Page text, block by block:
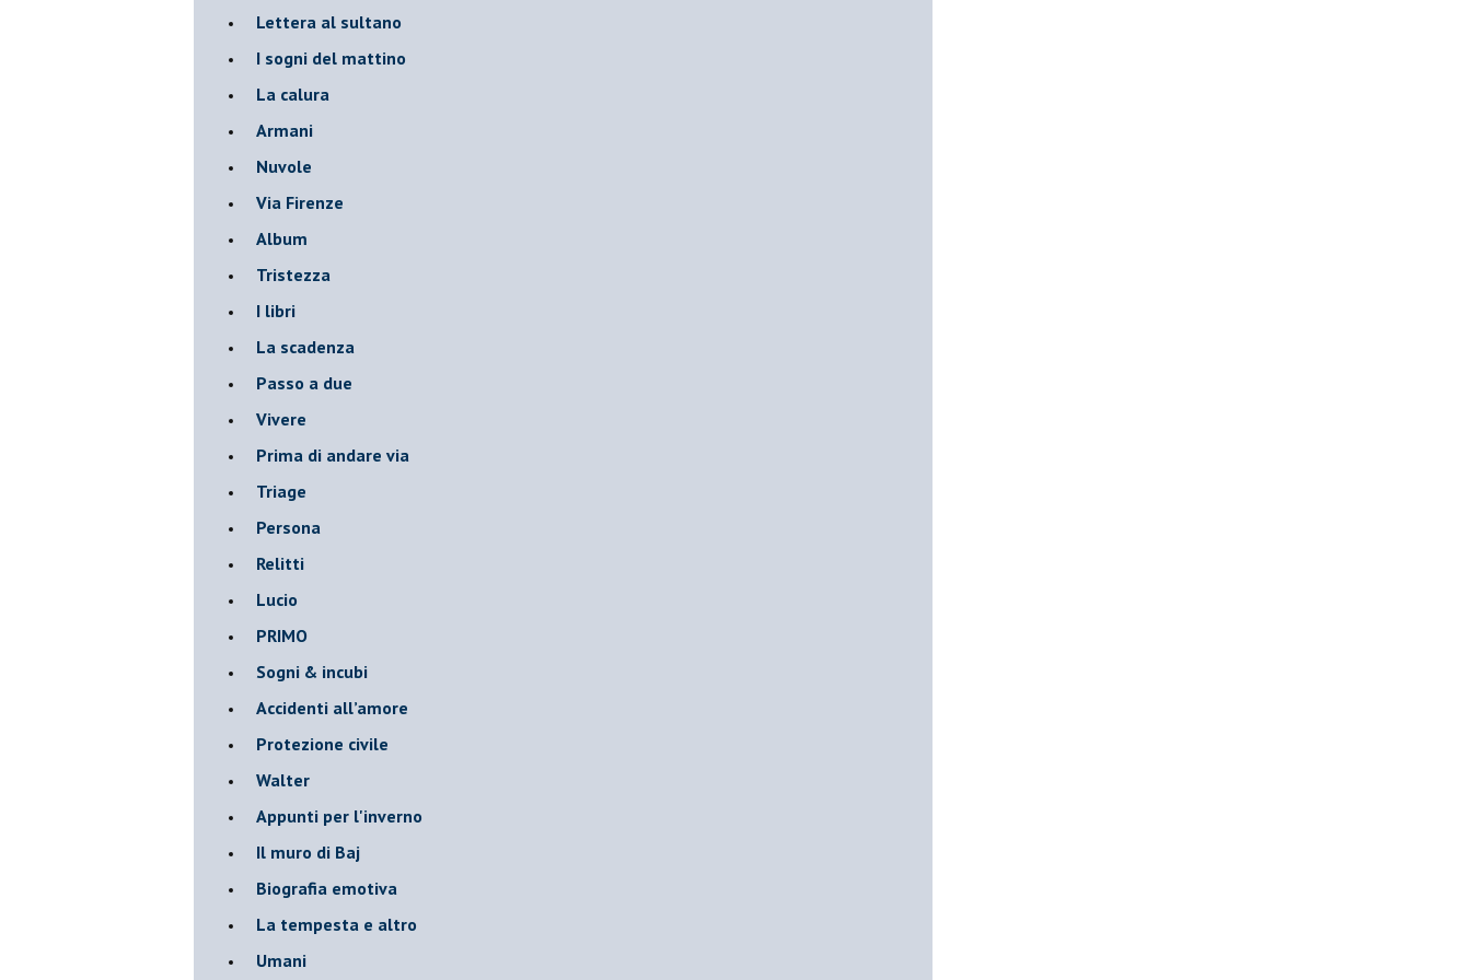
Lettera al sultano
I sogni del mattino
La calura
Armani
Nuvole
Via Firenze
Album
Tristezza
I libri
La scadenza
Passo a due
Vivere
Prima di andare via
Triage
Persona
Relitti
Lucio
PRIMO
Sogni & incubi
Accidenti all’amore
Protezione civile
Walter
Appunti per l'inverno
Il muro di Baj
Biografia emotiva
La tempesta e altro
Umani